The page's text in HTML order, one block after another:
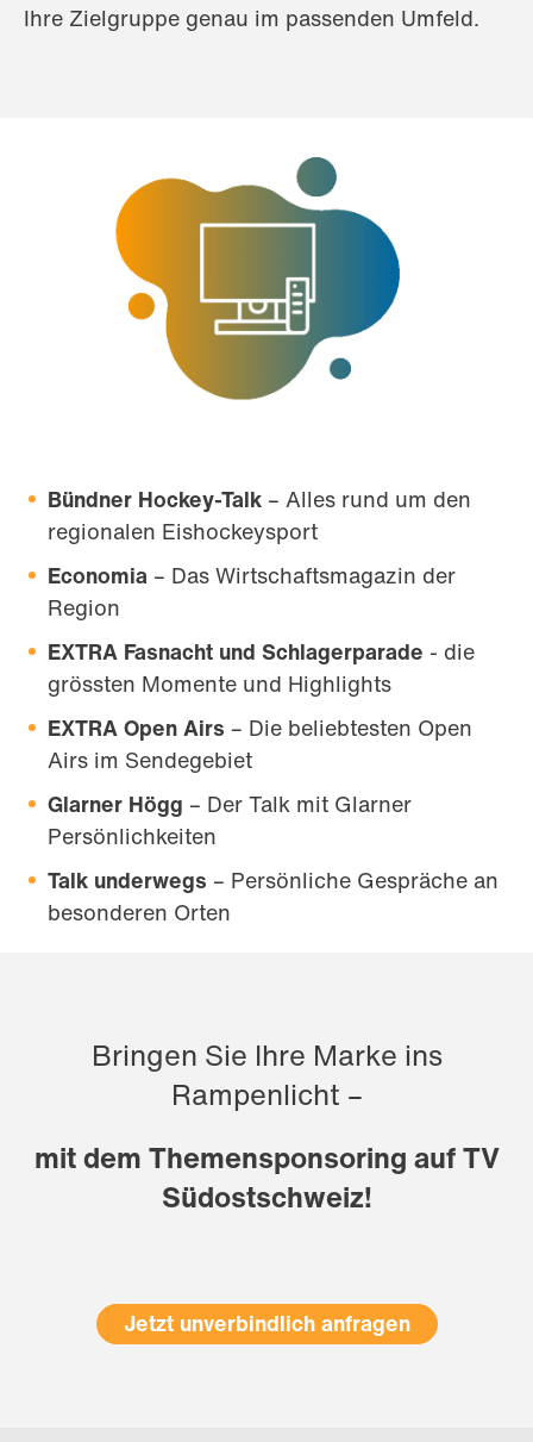
Ihre Zielgruppe genau im passenden Umfeld.
Bündner Hockey-Talk – Alles rund um den
regionalen Eishockeysport
Economia – Das Wirtschaftsmagazin der
Region
EXTRA Fasnacht und Schlagerparade - die
grössten Momente und Highlights
EXTRA Open Airs – Die beliebtesten Open
Airs im Sendegebiet
Glarner Högg – Der Talk mit Glarner
Persönlichkeiten
Talk underwegs – Persönliche Gespräche an
besonderen Orten
Bringen Sie Ihre Marke ins
Rampenlicht –
mit dem Themensponsoring auf TV
Südostschweiz!
Jetzt unverbindlich anfragen